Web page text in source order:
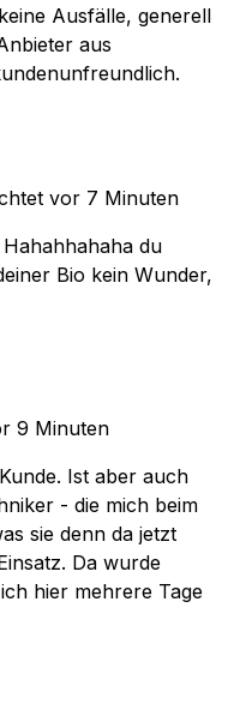
Ausfälle, generell
aus
vor 7 Minuten
du
Bio kein Wunder,
9 Minuten
Ist aber auch
- die mich beim
sie denn da jetzt
Da wurde
hier mehrere Tage